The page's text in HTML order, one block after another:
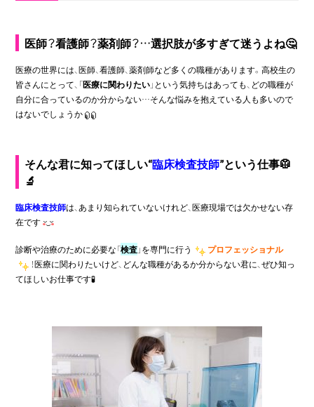
医師？看護師？薬剤師？…選択肢が多すぎて迷うよね🤔
医療の世界には、医師、看護師、薬剤師など多くの職種があります。高校生の
皆さんにとって、「医療に関わりたい」という気持ちはあっても、どの職種が
自分に合っているのか分からない…そんな悩みを抱えている人も多いので
はないでしょうか
そんな君に知ってほしい“臨床検査技師”という仕事🥼
🔬
臨床検査技師は、あまり知られていないけれど、医療現場では欠かせない存
在です
診断や治療のために必要な「検査」を専門に行う
プロフェッショナル
！医療に関わりたいけど、どんな職種があるか分からない君に、ぜひ知っ
てほしいお仕事です🧪